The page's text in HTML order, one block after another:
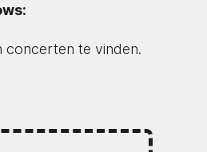
concerten te vinden.